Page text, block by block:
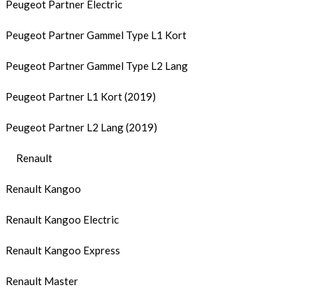
Peugeot Partner Electric
Peugeot Partner Gammel Type L1 Kort
Peugeot Partner Gammel Type L2 Lang
Peugeot Partner L1 Kort (2019)
Peugeot Partner L2 Lang (2019)
Renault
Renault Kangoo
Renault Kangoo Electric
Renault Kangoo Express
Renault Master